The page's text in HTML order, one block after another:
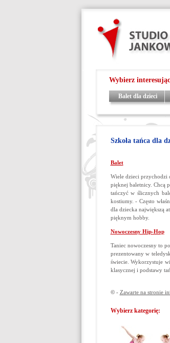
Wybierz
Balet dla dzieci
Szkoła tańca dla
Balet
Wiele dzieci przychodzi
pięknej baletnicy. Chcą
tańczyć w ślicznych
kostiumy. - Często
dla dziecka największą
pięknym hobby.
Nowoczesny Hip-Hop
Taniec nowoczesny to
prezentowany w
świecie. Wykorzystuje
klasycznej i podstawy
©- Zawarte na stronie
Wybierz kategorię: